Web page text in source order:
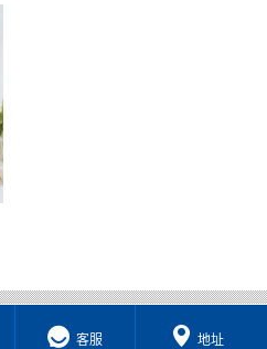
客服 地址